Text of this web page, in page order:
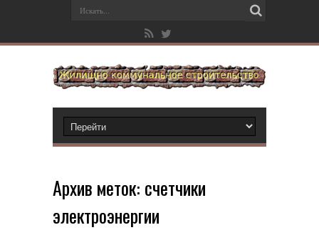
Архив меток: счетчики
электроэнергии